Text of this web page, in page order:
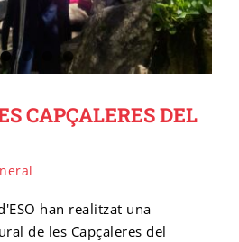
CAPÇALERES DEL
han realitzat una
de les Capçaleres del